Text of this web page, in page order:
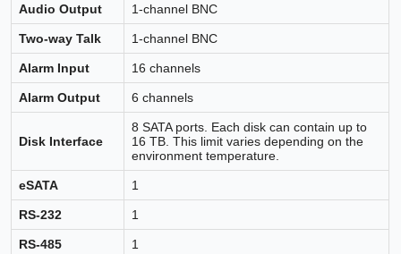
Audio Output 1-channel BNC
Two-way Talk 1-channel BNC
Alarm Input 16 channels
Alarm Output 6 channels
Disk Interface
8 SATA ports. Each disk can contain up to
16 TB. This limit varies depending on the
environment temperature.
eSATA 1
RS-232 1
RS-485 1